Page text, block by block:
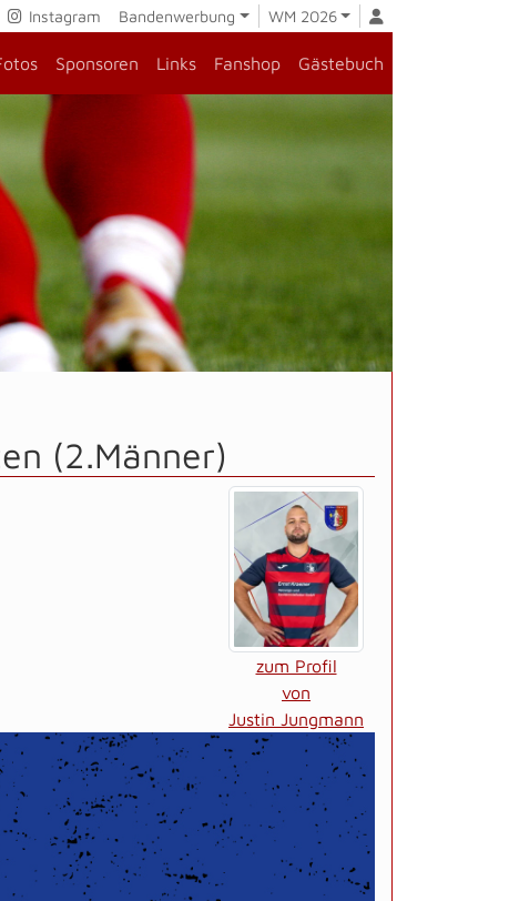
Instagram Bandenwerbung WM 2026
Sponsoren Links Fanshop Gästebuch
(2.Männer)
zum Profil
von
Justin Jungmann